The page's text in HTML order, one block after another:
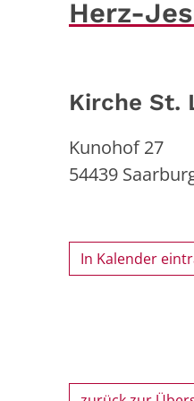
Herz-
Kirche St.
Kunohof 27
54439
In Kalender